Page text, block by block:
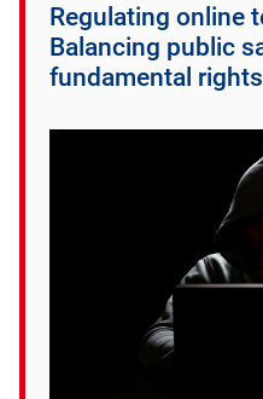
Regulating online
Balancing public
fundamental rights